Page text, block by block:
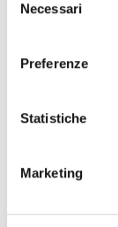
delNecessari
Preferenze
Statistiche
Marketing